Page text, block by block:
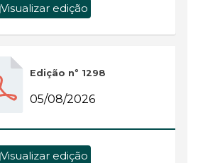
Visualizar edição
Edição nº 1298
05/08/2026
Visualizar edição